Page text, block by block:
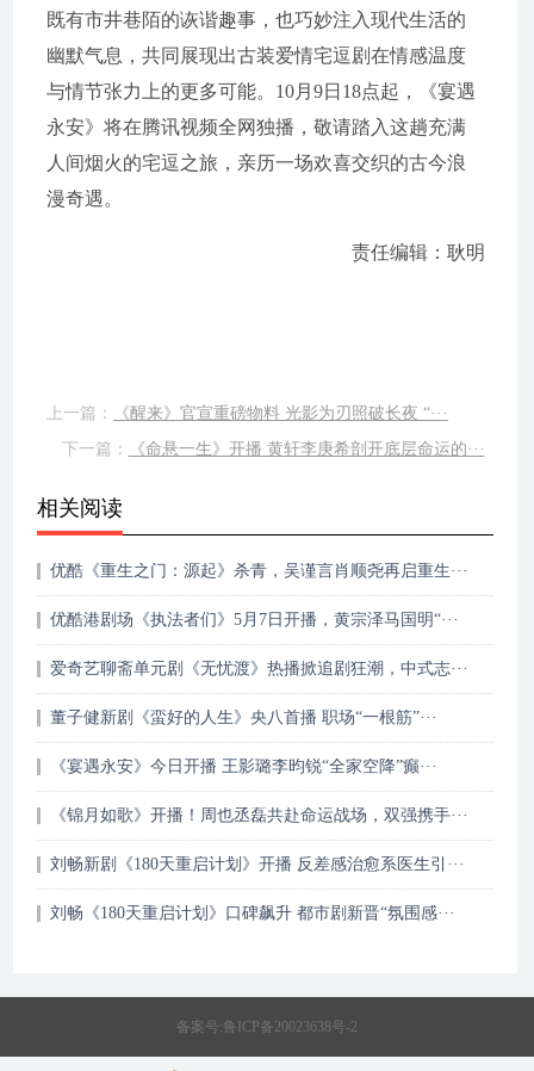
既有市井巷陌的诙谐趣事，也巧妙注入现代生活的
幽默气息，共同展现出古装爱情宅逗剧在情感温度
与情节张力上的更多可能。10月9日18点起，《宴遇
永安》将在腾讯视频全网独播，敬请踏入这趟充满
人间烟火的宅逗之旅，亲历一场欢喜交织的古今浪
漫奇遇。
责任编辑：耿明
上一篇：
《醒来》官宣重磅物料 光影为刃照破长夜 “···
下一篇：
《命悬一生》开播 黄轩李庚希剖开底层命运的···
相关阅读
优酷《重生之门：源起》杀青，吴谨言肖顺尧再启重生···
优酷港剧场《执法者们》5月7日开播，黄宗泽马国明“···
爱奇艺聊斋单元剧《无忧渡》热播掀追剧狂潮，中式志···
董子健新剧《蛮好的人生》央八首播 职场“一根筋”···
《宴遇永安》今日开播 王影璐李昀锐“全家空降”癫···
《锦月如歌》开播！周也丞磊共赴命运战场，双强携手···
刘畅新剧《180天重启计划》开播 反差感治愈系医生引···
刘畅《180天重启计划》口碑飙升 都市剧新晋“氛围感···
备案号:鲁ICP备20023638号-2